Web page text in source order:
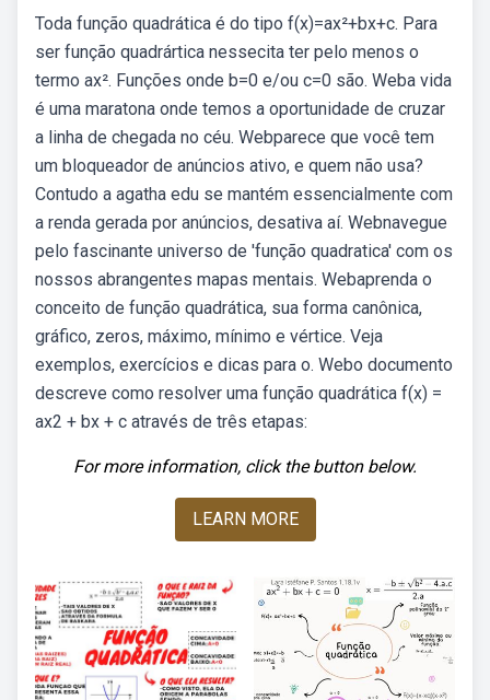
Toda função quadrática é do tipo f(x)=ax²+bx+c. Para
ser função quadrártica nessecita ter pelo menos o
termo ax². Funções onde b=0 e/ou c=0 são. Weba vida
é uma maratona onde temos a oportunidade de cruzar
a linha de chegada no céu. Webparece que você tem
um bloqueador de anúncios ativo, e quem não usa?
Contudo a agatha edu se mantém essencialmente com
a renda gerada por anúncios, desativa aí. Webnavegue
pelo fascinante universo de 'função quadratica' com os
nossos abrangentes mapas mentais. Webaprenda o
conceito de função quadrática, sua forma canônica,
gráfico, zeros, máximo, mínimo e vértice. Veja
exemplos, exercícios e dicas para o. Webo documento
descreve como resolver uma função quadrática f(x) =
ax2 + bx + c através de três etapas:
For more information, click the button below.
LEARN MORE